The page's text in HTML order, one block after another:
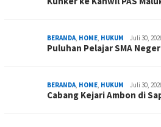
BERANDA, HOME, HUKUM Juli 30,
Puluhan Pelajar SMA
BERANDA, HOME, HUKUM Juli 30,
Cabang Kejari Ambon di